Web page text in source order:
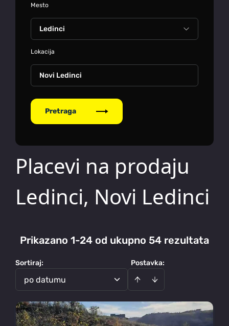
Mesto
Lokacija
Novi Ledinci
Pretraga
Placevi na prodaju
Ledinci, Novi Ledinci
Prikazano 1-24 od ukupno 54 rezultata
Postavka:
Sortiraj:
po datumu